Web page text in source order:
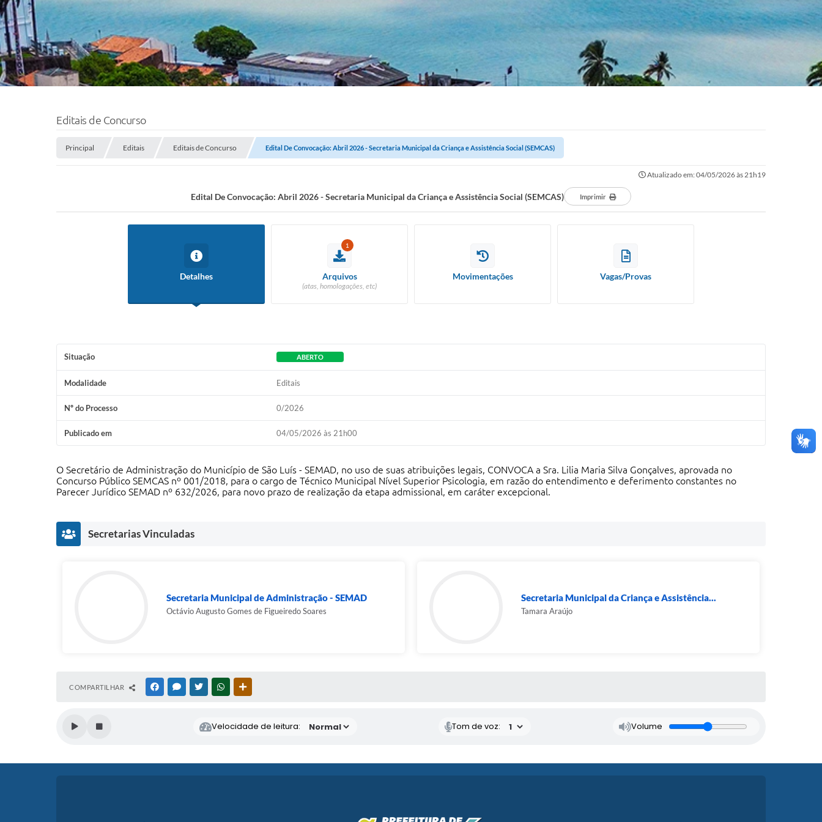
Editais de Concurso
Principal Editais Editais de Concurso Edital De Convocação: Abril 2026 - Secretaria Municipal da Criança e Assistência Social (SEMCAS)
Atualizado em: 04/05/2026 às 21h19
Edital De Convocação: Abril 2026 - Secretaria Municipal da Criança e Assistência Social (SEMCAS) Imprimir
Detalhes
1
Arquivos
(atas, homologações, etc)
Movimentações Vagas/Provas
Situação ABERTO
Modalidade Editais
Nº do Processo 0/2026
Publicado em 04/05/2026 às 21h00
O Secretário de Administração do Município de São Luís - SEMAD, no uso de suas atribuições legais, CONVOCA a Sra. Lilia Maria Silva Gonçalves, aprovada no
Concurso Público SEMCAS nº 001/2018, para o cargo de Técnico Municipal Nível Superior Psicologia, em razão do entendimento e deferimento constantes no
Parecer Jurídico SEMAD nº 632/2026, para novo prazo de realização da etapa admissional, em caráter excepcional.
Secretarias Vinculadas
Secretaria Municipal de Administração - SEMAD
Octávio Augusto Gomes de Figueiredo Soares
Secretaria Municipal da Criança e Assistência...
Tamara Araújo
COMPARTILHAR FACEBOOKMESSENGER
TWITTERWHATSAPP
Velocidade de leitura: Tom de voz: Volume